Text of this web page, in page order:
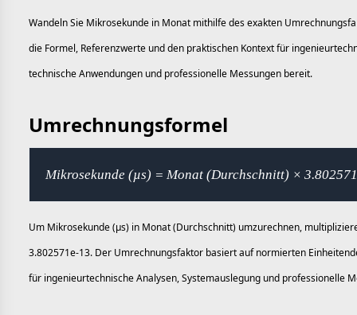
Wandeln Sie Mikrosekunde in Monat mithilfe des exakten
die Formel, Referenzwerte und den praktischen Kontext für
technische Anwendungen und professionelle Messungen bereit.
Umrechnungsformel
Mikrosekunde (µs) = Monat (Durchschnitt) ×
Um Mikrosekunde (µs) in Monat (Durchschnitt) umzurechnen,
3.802571e-13. Der Umrechnungsfaktor basiert auf normierten
für ingenieurtechnische Analysen, Systemauslegung und professionelle